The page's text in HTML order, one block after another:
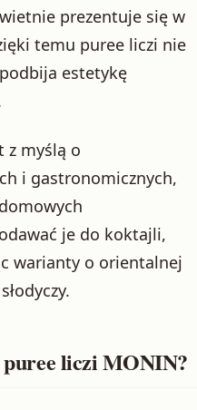
prezentuje się w
temu puree liczi nie
estetykę
z myślą o
i gastronomicznych,
je do koktajli,
warianty o orientalnej
liczi MONIN?